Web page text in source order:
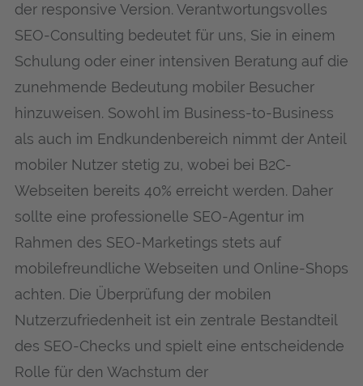
der responsive Version. Verantwortungsvolles
SEO-Consulting bedeutet für uns, Sie in einem
Schulung oder einer intensiven Beratung auf die
zunehmende Bedeutung mobiler Besucher
hinzuweisen. Sowohl im Business-to-Business
als auch im Endkundenbereich nimmt der Anteil
mobiler Nutzer stetig zu, wobei bei B2C-
Webseiten bereits 40% erreicht werden. Daher
sollte eine professionelle SEO-Agentur im
Rahmen des SEO-Marketings stets auf
mobilefreundliche Webseiten und Online-Shops
achten. Die Überprüfung der mobilen
Nutzerzufriedenheit ist ein zentrale Bestandteil
des SEO-Checks und spielt eine entscheidende
Rolle für den Wachstum der